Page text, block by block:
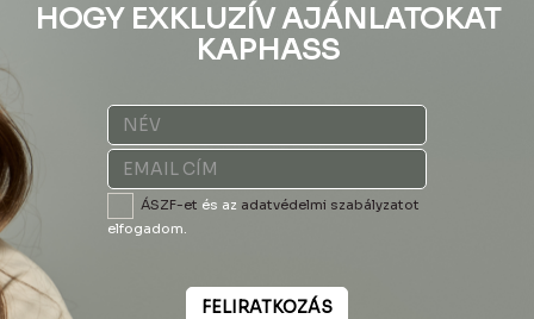
HOGY EXKLUZÍV AJÁNLATOKAT
KAPHASS
ÁSZF-et és az adatvédelmi szabályzatot
elfogadom.
FELIRATKOZÁS